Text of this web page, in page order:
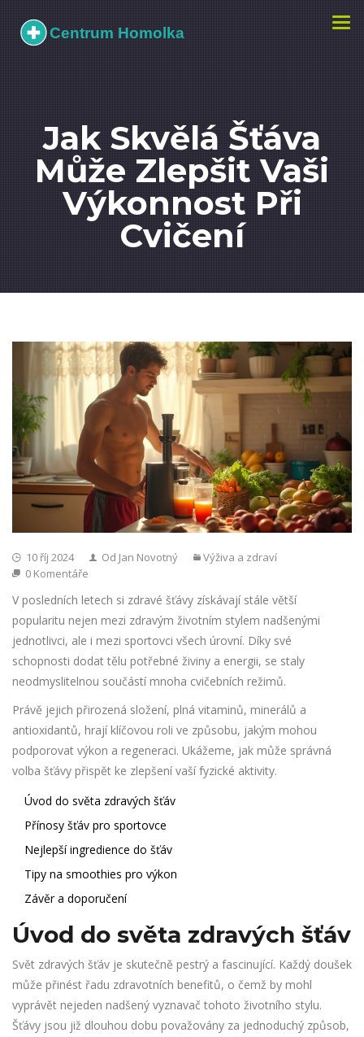
Jak Skvělá Šťáva
Může Zlepšit Vaši
Výkonnost Při
Cvičení
10 říj 2024 Od Jan Novotný
Výživa a zdraví
0 Komentáře
V posledních letech si zdravé šťávy získávají stále větší
popularitu nejen mezi zdravým životním stylem nadšenými
jednotlivci, ale i mezi sportovci všech úrovní. Díky své
schopnosti dodat tělu potřebné živiny a energii, se staly
neodmyslitelnou součástí mnoha cvičebních režimů.
Právě jejich přirozená složení, plná vitaminů, minerálů a
antioxidantů, hrají klíčovou roli ve způsobu, jakým mohou
podporovat výkon a regeneraci. Ukážeme, jak může správná
volba šťávy přispět ke zlepšení vaší fyzické aktivity.
Úvod do světa zdravých šťáv
Přínosy šťáv pro sportovce
Nejlepší ingredience do šťáv
Tipy na smoothies pro výkon
Závěr a doporučení
Úvod do světa zdravých šťáv
Svět zdravých šťáv je skutečně pestrý a fascinující. Každý doušek
může přinést řadu zdravotních benefitů, o čemž by mohl
vyprávět nejeden nadšený vyznavač tohoto životního stylu.
Šťávy jsou již dlouhou dobu považovány za jednoduchý způsob,